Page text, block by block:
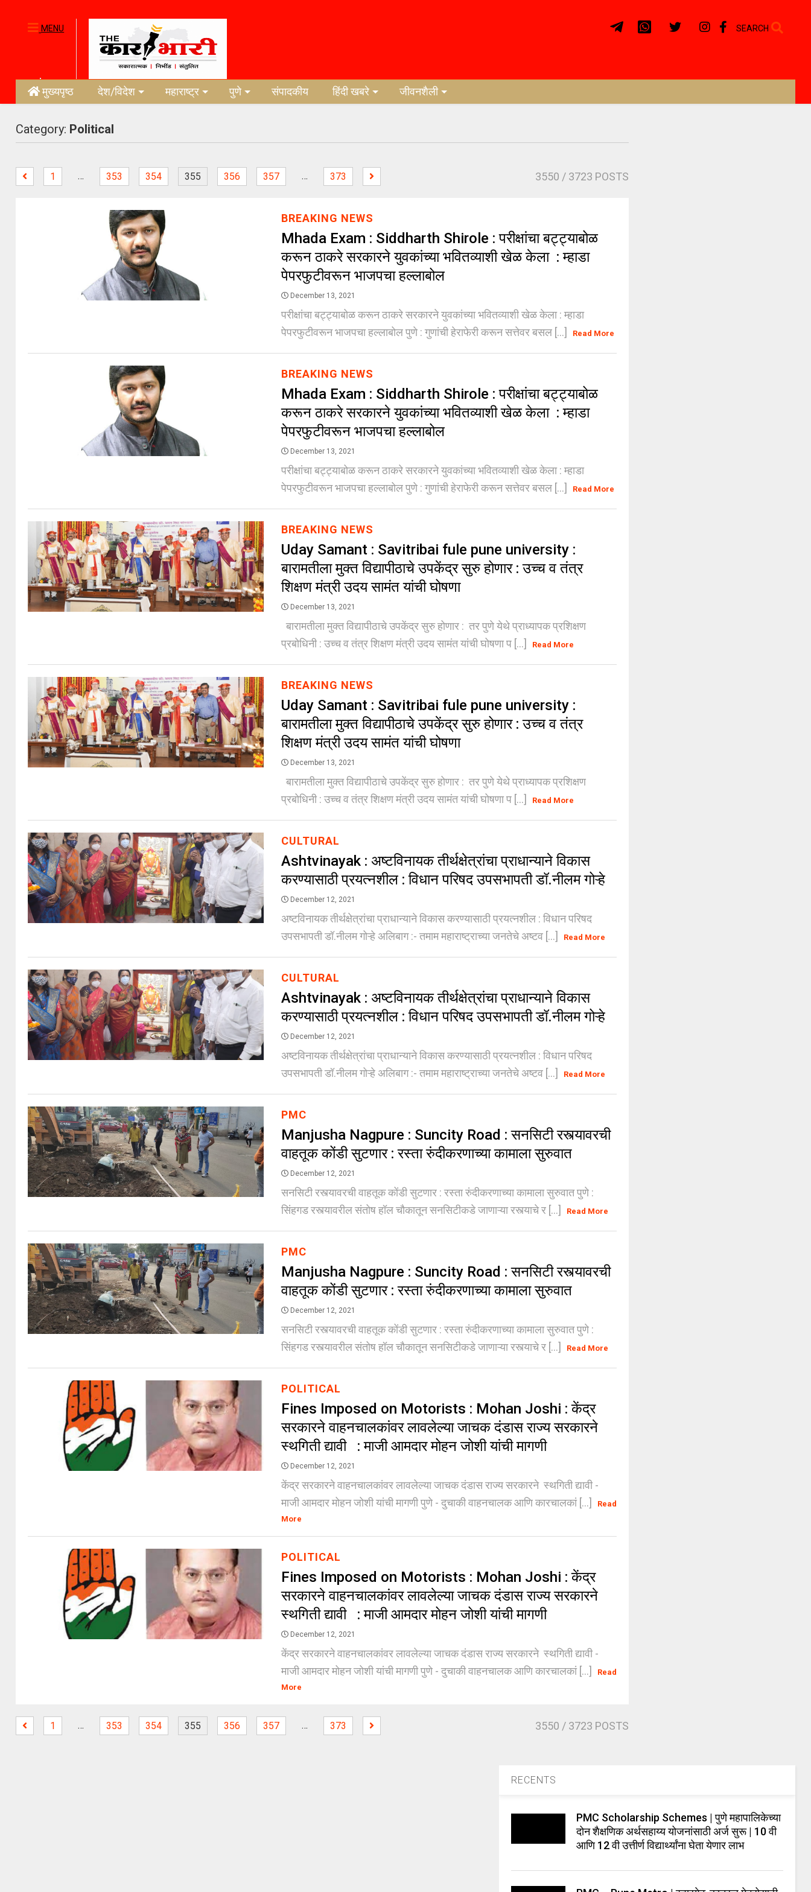
MENU SEARCH
मुख्यपृष्ठ देश/विदेश महाराष्ट्र पुणे संपादकीय हिंदी खबरे जीवनशैली
Category: Political
1 … 353 354 355 356 357 … 373 3550 / 3723 POSTS
BREAKING NEWS
Mhada Exam : Siddharth Shirole : परीक्षांचा बट्ट्याबोळ
करून ठाकरे सरकारने युवकांच्या भवितव्याशी खेळ केला : म्हाडा
पेपरफुटीवरून भाजपचा हल्लाबोल
December 13, 2021
परीक्षांचा बट्ट्याबोळ करून ठाकरे सरकारने युवकांच्या भवितव्याशी खेळ केला : म्हाडा
पेपरफुटीवरून भाजपचा हल्लाबोल पुणे : गुणांची हेराफेरी करून सत्तेवर बसल [...]
Read More
BREAKING NEWS
Mhada Exam : Siddharth Shirole : परीक्षांचा बट्ट्याबोळ
करून ठाकरे सरकारने युवकांच्या भवितव्याशी खेळ केला : म्हाडा
पेपरफुटीवरून भाजपचा हल्लाबोल
December 13, 2021
परीक्षांचा बट्ट्याबोळ करून ठाकरे सरकारने युवकांच्या भवितव्याशी खेळ केला : म्हाडा
पेपरफुटीवरून भाजपचा हल्लाबोल पुणे : गुणांची हेराफेरी करून सत्तेवर बसल [...]
Read More
BREAKING NEWS
Uday Samant : Savitribai fule pune university :
बारामतीला मुक्त विद्यापीठाचे उपकेंद्र सुरु होणार : उच्च व तंत्र
शिक्षण मंत्री उदय सामंत यांची घोषणा
December 13, 2021
बारामतीला मुक्त विद्यापीठाचे उपकेंद्र सुरु होणार : तर पुणे येथे प्राध्यापक प्रशिक्षण
प्रबोधिनी : उच्च व तंत्र शिक्षण मंत्री उदय सामंत यांची घोषणा प [...]
Read More
BREAKING NEWS
Uday Samant : Savitribai fule pune university :
बारामतीला मुक्त विद्यापीठाचे उपकेंद्र सुरु होणार : उच्च व तंत्र
शिक्षण मंत्री उदय सामंत यांची घोषणा
December 13, 2021
बारामतीला मुक्त विद्यापीठाचे उपकेंद्र सुरु होणार : तर पुणे येथे प्राध्यापक प्रशिक्षण
प्रबोधिनी : उच्च व तंत्र शिक्षण मंत्री उदय सामंत यांची घोषणा प [...]
Read More
CULTURAL
Ashtvinayak : अष्टविनायक तीर्थक्षेत्रांचा प्राधान्याने विकास
करण्यासाठी प्रयत्नशील : विधान परिषद उपसभापती डॉ.नीलम गोऱ्हे
December 12, 2021
अष्टविनायक तीर्थक्षेत्रांचा प्राधान्याने विकास करण्यासाठी प्रयत्नशील : विधान परिषद
उपसभापती डॉ.नीलम गोऱ्हे अलिबाग :- तमाम महाराष्ट्राच्या जनतेचे अष्टव [...]
Read More
CULTURAL
Ashtvinayak : अष्टविनायक तीर्थक्षेत्रांचा प्राधान्याने विकास
करण्यासाठी प्रयत्नशील : विधान परिषद उपसभापती डॉ.नीलम गोऱ्हे
December 12, 2021
अष्टविनायक तीर्थक्षेत्रांचा प्राधान्याने विकास करण्यासाठी प्रयत्नशील : विधान परिषद
उपसभापती डॉ.नीलम गोऱ्हे अलिबाग :- तमाम महाराष्ट्राच्या जनतेचे अष्टव [...]
Read More
PMC
Manjusha Nagpure : Suncity Road : सनसिटी रस्त्यावरची
वाहतूक कोंडी सुटणार : रस्ता रुंदीकरणाच्या कामाला सुरुवात
December 12, 2021
सनसिटी रस्त्यावरची वाहतूक कोंडी सुटणार : रस्ता रुंदीकरणाच्या कामाला सुरुवात पुणे :
सिंहगड रस्त्यावरील संतोष हॉल चौकातून सनसिटीकडे जाणाऱ्या रस्त्याचे र [...]
Read More
PMC
Manjusha Nagpure : Suncity Road : सनसिटी रस्त्यावरची
वाहतूक कोंडी सुटणार : रस्ता रुंदीकरणाच्या कामाला सुरुवात
December 12, 2021
सनसिटी रस्त्यावरची वाहतूक कोंडी सुटणार : रस्ता रुंदीकरणाच्या कामाला सुरुवात पुणे :
सिंहगड रस्त्यावरील संतोष हॉल चौकातून सनसिटीकडे जाणाऱ्या रस्त्याचे र [...]
Read More
POLITICAL
Fines Imposed on Motorists : Mohan Joshi : केंद्र
सरकारने वाहनचालकांवर लावलेल्या जाचक दंडास राज्य सरकारने
स्थगिती द्यावी : माजी आमदार मोहन जोशी यांची मागणी
December 12, 2021
केंद्र सरकारने वाहनचालकांवर लावलेल्या जाचक दंडास राज्य सरकारने स्थगिती द्यावी -
माजी आमदार मोहन जोशी यांची मागणी पुणे - दुचाकी वाहनचालक आणि कारचालकां [...]
Read
More
POLITICAL
Fines Imposed on Motorists : Mohan Joshi : केंद्र
सरकारने वाहनचालकांवर लावलेल्या जाचक दंडास राज्य सरकारने
स्थगिती द्यावी : माजी आमदार मोहन जोशी यांची मागणी
December 12, 2021
केंद्र सरकारने वाहनचालकांवर लावलेल्या जाचक दंडास राज्य सरकारने स्थगिती द्यावी -
माजी आमदार मोहन जोशी यांची मागणी पुणे - दुचाकी वाहनचालक आणि कारचालकां [...]
Read
More
1 … 353 354 355 356 357 … 373 3550 / 3723 POSTS
RECENTS
PMC Scholarship Schemes | पुणे महापालिकेच्या
दोन शैक्षणिक अर्थसहाय्य योजनांसाठी अर्ज सुरू | 10 वी
आणि 12 वी उत्तीर्ण विद्यार्थ्यांना घेता येणार लाभ